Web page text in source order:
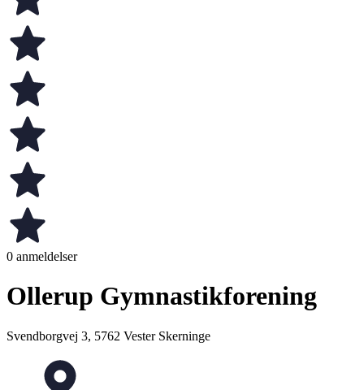
0 anmeldelser
Ollerup Gymnastikforening
Svendborgvej 3, 5762 Vester Skerninge